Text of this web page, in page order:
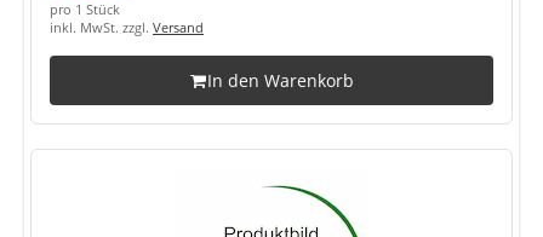
pro 1 Stück
inkl. MwSt. zzgl. Versand
In den Warenkorb